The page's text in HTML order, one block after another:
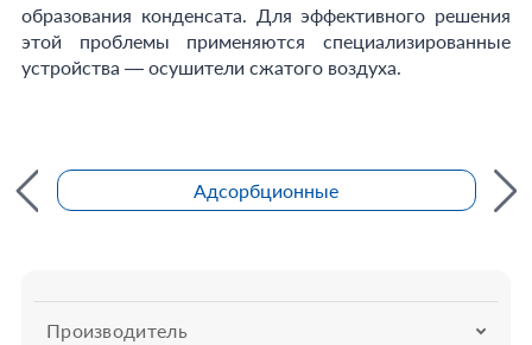
образования конденсата. Для эффективного решения
этой проблемы применяются специализированные
устройства — осушители сжатого воздуха.
Адсорбционные
Производитель